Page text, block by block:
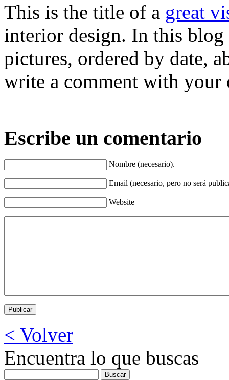
This is the title of a great
interior design. In this blog
pictures, ordered by date,
write a comment with
Escribe un comentario
Nombre (necesario).
Email (necesario, pero no será
Website
< Volver
Encuentra lo que buscas